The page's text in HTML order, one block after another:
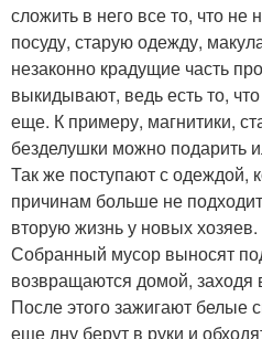
сложить в него все то, что не
посуду, старую одежду,
незаконно крадущие часть
выкидывают, ведь есть то,
еще. К примеру, магнитики,
безделушки можно подарить
Так же поступают с одеждой,
причинам больше не
вторую жизнь у новых хозяев.
Собранный мусор выносят
возвращаются домой, заходя
После этого зажигают белые
еще дну берут в руки и